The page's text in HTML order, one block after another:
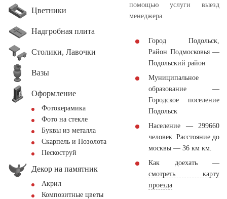
Цветники
Надгробная плита
Столики, Лавочки
Вазы
Оформление
Фотокерамика
Фото на стекле
Буквы из металла
Скарпель и Позолота
Пескоструй
Декор на памятник
Акрил
Композитные цветы
помощью услуги выезд
менеджера.
Город Подольск,
Район Подмосковья —
Подольский район
Муниципальное
образование —
Городское поселение
Подольск
Население — 299660
человек. Расстояние до
москвы — 36 км км.
Как доехать —
смотреть карту
проезда